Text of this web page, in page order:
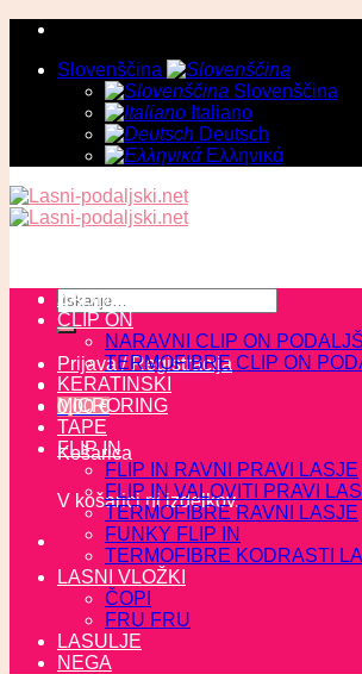
Skoči
vsebinoSlovenščina
Slovenščina
Italiano
Deutsch
Ελληνικά
Išči:
Prijava / Registracija
0,00€
Košarica
V košarici ni izdelkov.
ZADNJI KOSI
CLIP ON
NARAVNI CLIP ON
TERMOFIBRE CLIP ON
KERATINSKI
MICRORING
TAPE
FLIP IN
FLIP IN RAVNI PRAVI LASJE
FLIP IN VALOVITI PRAVI
TERMOFIBRE RAVNI LASJE
FUNKY FLIP IN
TERMOFIBRE KODRASTI
LASNI VLOŽKI
ČOPI
FRU FRU
LASULJE
NEGA